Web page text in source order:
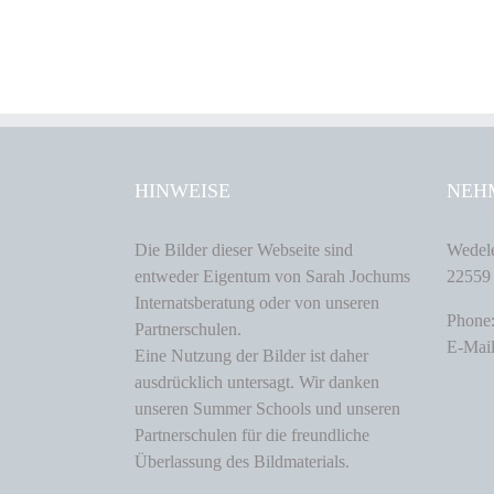
HINWEISE
Die Bilder dieser Webseite sind
entweder Eigentum von Sarah Jochums
Internatsberatung oder von unseren
Partnerschulen.
Eine Nutzung der Bilder ist daher
ausdrücklich untersagt. Wir danken
unseren Summer Schools und unseren
Partnerschulen für die freundliche
Überlassung des Bildmaterials.
E-